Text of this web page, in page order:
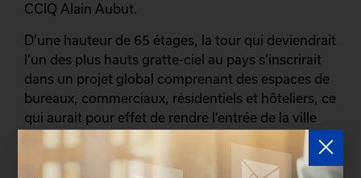
CCIQ Alain Aubut.
D’une hauteur de 65 étages, la tour qui deviendrait
l’un des plus hauts gratte-ciel au pays s’inscrirait
dans un projet global comprenant des espaces de
bureaux, commerciaux, résidentiels et hôteliers, ce
qui aurait pour effet de rendre l’entrée de la ville
La CCIQ est consciente que les différents acteurs